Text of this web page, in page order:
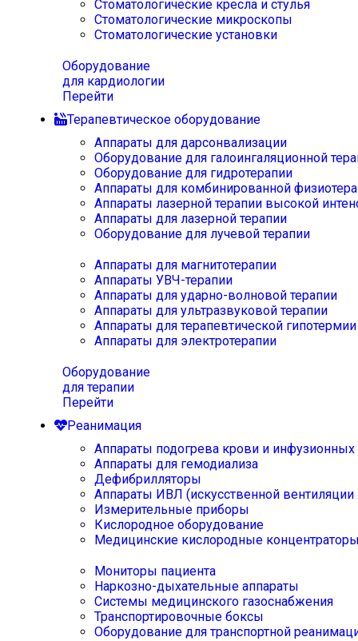
Стоматологические кресла и стулья
Стоматологические микроскопы
Стоматологические установки
Оборудование
для кардиологии
Перейти
Терапевтическое оборудование
Аппараты для дарсонвализации
Оборудование для галоингаляционной
Оборудование для гидротерапии
Аппараты для комбинированной
Аппараты лазерной терапии высокой
Аппараты для лазерной терапии
Оборудование для лучевой терапии
Аппараты для магнитотерапии
Аппараты УВЧ-терапии
Аппараты для ударно-волновой терапии
Аппараты для ультразвуковой терапии
Аппараты для терапевтической
Аппараты для электротерапии
Оборудование
для терапии
Перейти
Реанимация
Аппараты подогрева крови и инфузионных
Аппараты для гемодиализа
Дефибрилляторы
Аппараты ИВЛ (искусственной вентиляции
Измерительные приборы
Кислородное оборудование
Медицинские кислородные
Мониторы пациента
Наркозно-дыхательные аппараты
Системы медицинского газоснабжения
Транспортировочные боксы
Оборудование для транспортной